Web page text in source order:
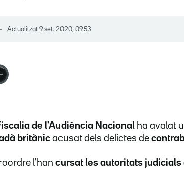
Actualitzat 9 set. 2020, 09.53
de l'Audiència Nacional ha avalat
britànic acusat dels delictes de
l'han cursat les autoritats judicials